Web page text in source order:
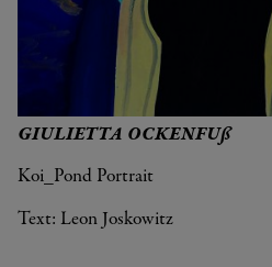
GIULIETTA OCKENFUß
Koi_Pond Portrait
Text: Leon Joskowitz